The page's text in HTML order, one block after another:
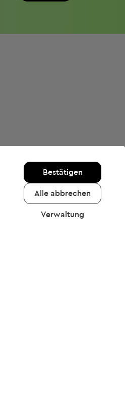
Bestätigen
Alle abbrechen
Verwaltung